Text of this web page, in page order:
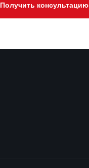
Получить консультацию